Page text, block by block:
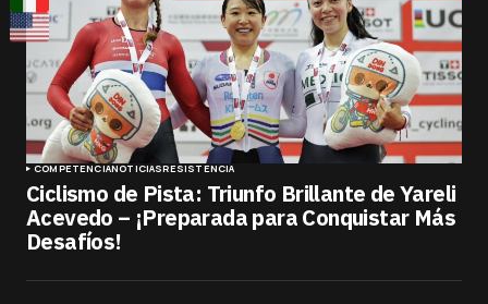
COMPETENCIANOTICIASRESISTENCIA
Ciclismo de Pista: Triunfo Brillante de Yareli
Acevedo – ¡Preparada para Conquistar Más
Desafíos!